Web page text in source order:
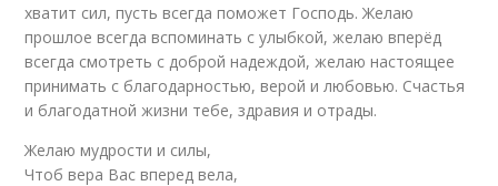
хватит сил, пусть всегда поможет Господь. Желаю
прошлое всегда вспоминать с улыбкой, желаю вперёд
всегда смотреть с доброй надеждой, желаю настоящее
принимать с благодарностью, верой и любовью. Счастья
и благодатной жизни тебе, здравия и отрады.
Желаю мудрости и силы,
Чтоб вера Вас вперед вела,